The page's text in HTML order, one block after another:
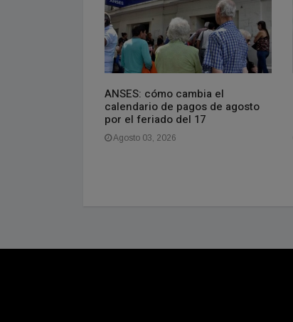
ANSES: cómo cambia el
calendario de pagos de agosto
por el feriado del 17
Agosto 03, 2026